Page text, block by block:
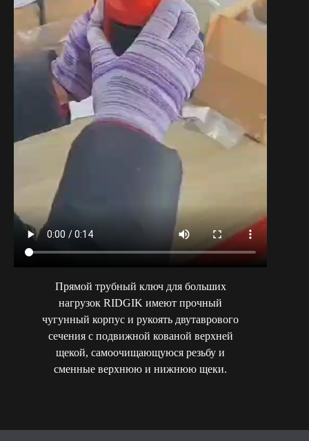
Прямой трубный ключ для больших
нагрузок RIDGIK имеют прочный
чугунный корпус и рукоять двутаврового
сечения с подвижной кованой верхней
щекой, самоочищающуюся резьбу и
сменные верхнюю и нижнюю щеки.